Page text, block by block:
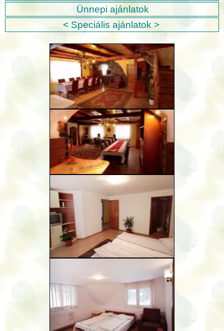
Ünnepi ajánlatok
< Speciális ajánlatok >